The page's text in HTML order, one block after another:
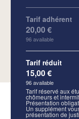
Tarif adhérent
20,00€
96available
Tarif réduit
Tarif réservé aux
chômeurs et
Présentation
Un supplément
présentation de
15,00€
96available